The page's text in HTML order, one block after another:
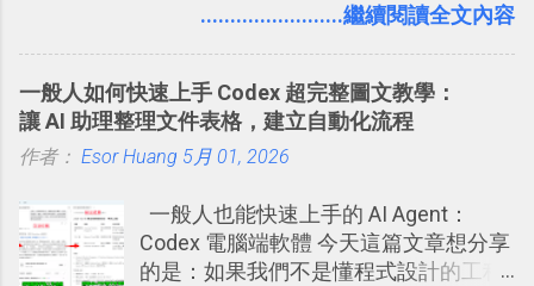
澱自己的使用方法，歸納出「 為什麼值
學。 2015/6/13 新增： 免費專案管理軟
體推薦！困難計畫簡單管理 13 種工具
2016 年新增 ： 如何將 Trello 切換到繁
2016/7/7 新增 ： 如何活用 Trello 記
帳？我的理財計畫心得與看板範本
2016/7/13 新增： 如何將網頁資料快速
短期記憶變成長期記憶。 舉例來說我今
強；然後下次快要忘記可能變成相隔一
個禮拜，這時再次複習，就能把記憶強
化，讓記憶延長到可能半個月；那時候
來一個月的記憶長度！就這樣反覆慢慢
拉長時間練習，就能讓一個東西成為腦
海中更深刻的記憶。 問題是，當我們一
........................繼續閱讀全文內容
一般人如何快速上手 Codex 超完整圖文教學：
讓 AI 助理整理文件表格，建立自動化流程
作者： Esor Huang 5月 01, 2026
一般人也能快速上手的 AI Agent：
Codex 電腦端軟體 今天這篇文章想分享
的是：如果我們不是懂程式設計的工程